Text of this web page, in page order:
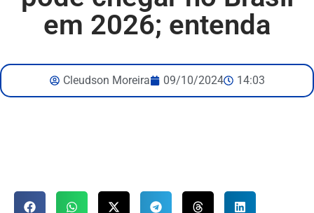
em 2026; entenda
Cleudson Moreira 09/10/2024 14:03